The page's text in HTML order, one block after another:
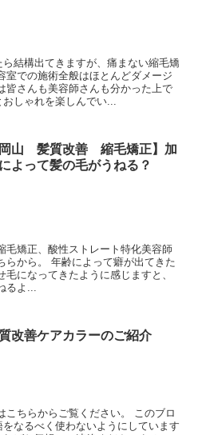
結構出てきますが、痛まない縮毛矯
室での施術全般はほとんどダメージ
皆さんも美容師さんも分かった上で
しゃれを楽しんでい...
岡山 髪質改善 縮毛矯正】加
よって髪の毛がうねる？
毛矯正、酸性ストレート特化美容師
らから。 年齢によって癖が出てきた
になってきたように感じますと、
るよ...
改善ケアカラーのご紹介
こちらからご覧ください。 このブロ
なるべく使わないようにしています